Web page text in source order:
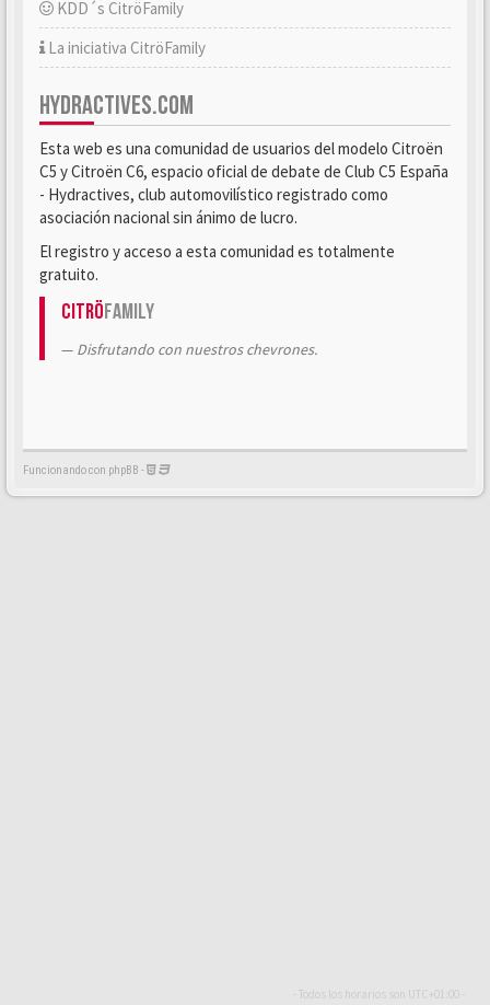
KDD´s CitröFamily
La iniciativa CitröFamily
HYDRACTIVES.COM
Esta web es una comunidad de usuarios del modelo Citroën
C5 y Citroën C6, espacio oficial de debate de Club C5 España
- Hydractives, club automovilístico registrado como
asociación nacional sin ánimo de lucro.
El registro y acceso a esta comunidad es totalmente
gratuito.
CitröFamily
Disfrutando con nuestros chevrones.
Funcionando con phpBB -
- Todos los horarios son UTC+01:00